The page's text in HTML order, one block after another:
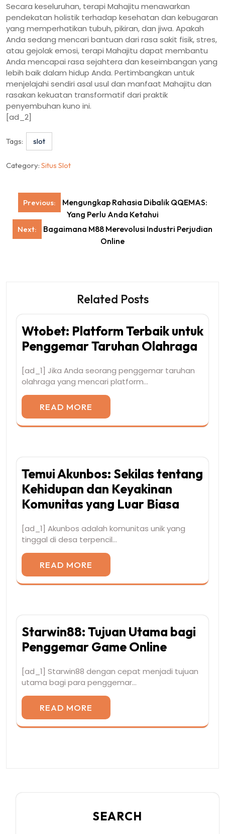
Secara keseluruhan, terapi Mahajitu menawarkan
pendekatan holistik terhadap kesehatan dan kebugaran
yang memperhatikan tubuh, pikiran, dan jiwa. Apakah
Anda sedang mencari bantuan dari rasa sakit fisik, stres,
atau gejolak emosi, terapi Mahajitu dapat membantu
Anda mencapai rasa sejahtera dan keseimbangan yang
lebih baik dalam hidup Anda. Pertimbangkan untuk
menjelajahi sendiri asal usul dan manfaat Mahajitu dan
rasakan kekuatan transformatif dari praktik
penyembuhan kuno ini.
[ad_2]
Tags: slot
Category: Situs Slot
Post
navigation
Previous:
Mengungkap Rahasia Dibalik QQEMAS:
Yang Perlu Anda Ketahui
Next:
Bagaimana M88 Merevolusi Industri Perjudian
Online
Related Posts
Wtobet: Platform Terbaik untuk
Penggemar Taruhan Olahraga
[ad_1] Jika Anda seorang penggemar taruhan
olahraga yang mencari platform…
READ MORE
Temui Akunbos: Sekilas tentang
Kehidupan dan Keyakinan
Komunitas yang Luar Biasa
[ad_1] Akunbos adalah komunitas unik yang
tinggal di desa terpencil…
READ MORE
Starwin88: Tujuan Utama bagi
Penggemar Game Online
[ad_1] Starwin88 dengan cepat menjadi tujuan
utama bagi para penggemar…
READ MORE
SEARCH